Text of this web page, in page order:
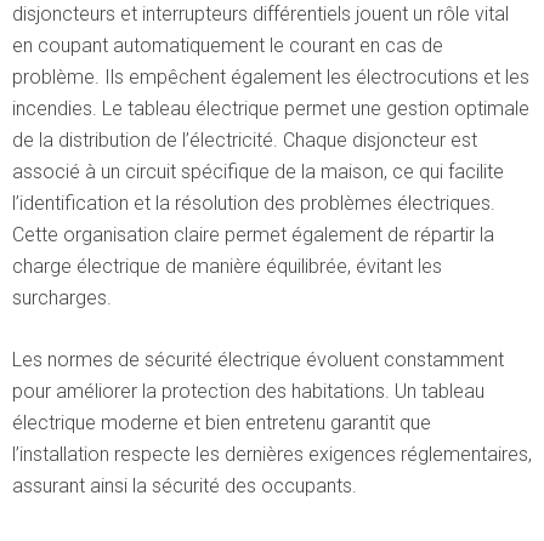
disjoncteurs et interrupteurs différentiels jouent un rôle vital
en coupant automatiquement le courant en cas de
problème. Ils empêchent également les électrocutions et les
incendies. Le tableau électrique permet une gestion optimale
de la distribution de l’électricité. Chaque disjoncteur est
associé à un circuit spécifique de la maison, ce qui facilite
l’identification et la résolution des problèmes électriques.
Cette organisation claire permet également de répartir la
charge électrique de manière équilibrée, évitant les
surcharges.
Les normes de sécurité électrique évoluent constamment
pour améliorer la protection des habitations. Un tableau
électrique moderne et bien entretenu garantit que
l’installation respecte les dernières exigences réglementaires,
assurant ainsi la sécurité des occupants.